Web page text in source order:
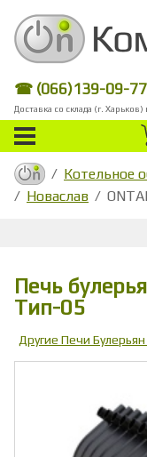
☎ (066)139-09-
Доставка со склада (г.
Котельное
Новаслав
Печь
Тип-05
Другие Печи